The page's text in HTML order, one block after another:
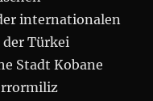
internationalen
der Türkei
Stadt Kobane